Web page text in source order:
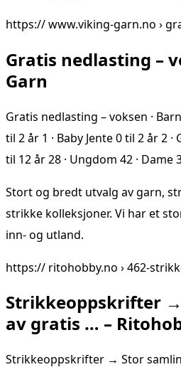
https:// www.viking-garn.no ›
Gratis nedlasting –
Garn
Gratis nedlasting – voksen ·
til 2 år 1 · Baby Jente 0 til 2 år 2 ·
til 12 år 28 · Ungdom 42 · Dame
Stort og bredt utvalg av garn,
strikke kolleksjoner. Vi har et
inn- og utland.
https:// ritohobby.no › 462-
Strikkeoppskrifter
av gratis … –
Strikkeoppskrifter → Stor